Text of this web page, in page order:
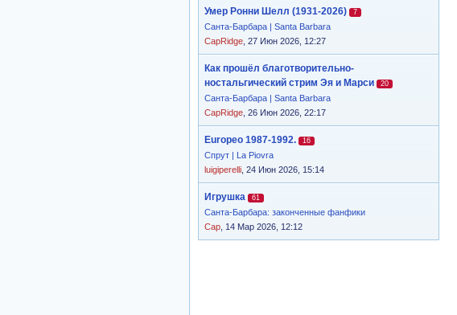
Умер Ронни Шелл (1931-2026) 7
Санта-Барбара | Santa Barbara
CapRidge , 27 Июн 2026, 12:27
Как прошёл благотворительно-
ностальгический стрим Эя и Марси
20
Санта-Барбара | Santa Barbara
CapRidge , 26 Июн 2026, 22:17
Europeo 1987-1992. 16
Спрут | La Piovra
luigiperelli , 24 Июн 2026, 15:14
Игрушка 61
Санта-Барбара: законченные фанфики
Cap , 14 Мар 2026, 12:12